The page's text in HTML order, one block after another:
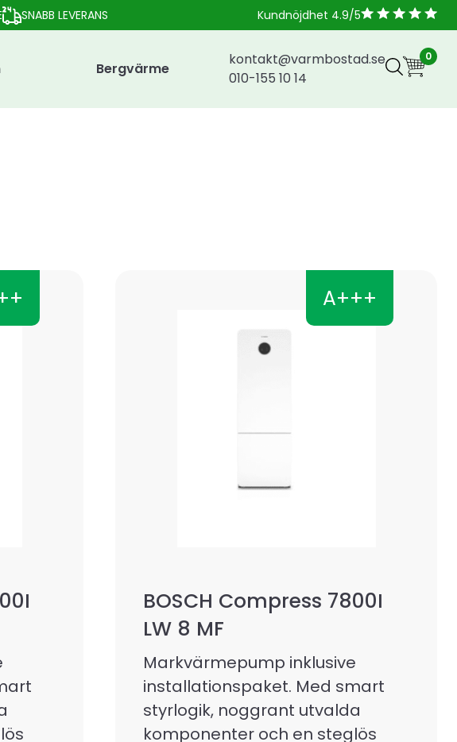
SNABB LEVERANS Kundnöjdhet 4.9/5
Bergvärme
kontakt@varmbostad.se
010-155 10 14
0
BOSCH Compress 7800I
LW 8 MF
Markvärmepump inklusive
installationspaket. Med smart
styrlogik, noggrant utvalda
komponenter och en steglös
A+++